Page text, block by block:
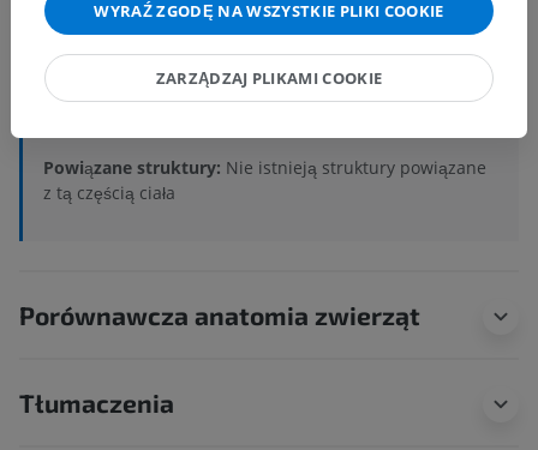
Centralny system nerwowy> Rdzeń kręgowy>
Morfologia wewnętrzna>
Struktury środkowe rdzenia kręgowego
Area spinalis X>
Powiązane struktury: Nie istnieją struktury powiązane
z tą częścią ciała
Porównawcza anatomia zwierząt
Tłumaczenia
WYRAŹ ZGODĘ NA WSZYSTKIE PLIKI COOKIE
ZARZĄDZAJ PLIKAMI COOKIE